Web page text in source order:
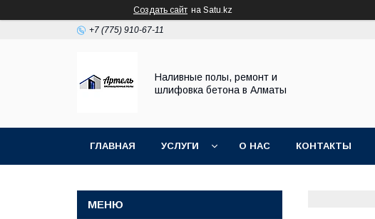
Создать сайт на Satu.kz
+7 (775) 910-67-11
Наливные полы, ремонт и
шлифовка бетона в Алматы
ГЛАВНАЯ УСЛУГИ О НАС КОНТАКТЫ